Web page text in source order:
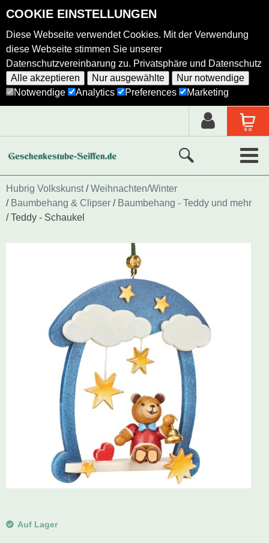
COOKIE EINSTELLUNGEN
Diese Webseite verwendet Cookies. Mit der Verwendung
diese Webseite stimmen Sie unserer
Datenschutzvereinbarung zu. Privatsphäre und Datenschutz
Alle akzeptieren
Nur ausgewählte
Nur notwendige
Notwendige
Analytics Preferences Marketing
Neue Produkte
Ausgewählte Produkte
Alle Produkte
Räucherfiguren
Hubrig Volkskunst
Weihnachten/Winter
Baumbehang & Clipser
Baumbehang - Teddy und mehr
Teddy - Schaukel
Auf Lager